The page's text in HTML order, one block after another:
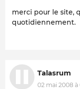
merci pour le site,
quotidiennement.
Talasrum
02 mai 2008 à